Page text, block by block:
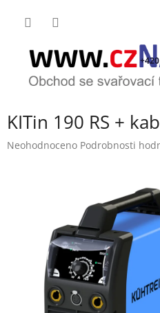
KITin 190 RS +
Průměrné
hvězdiček.
Neohodnoceno Podrobnosti